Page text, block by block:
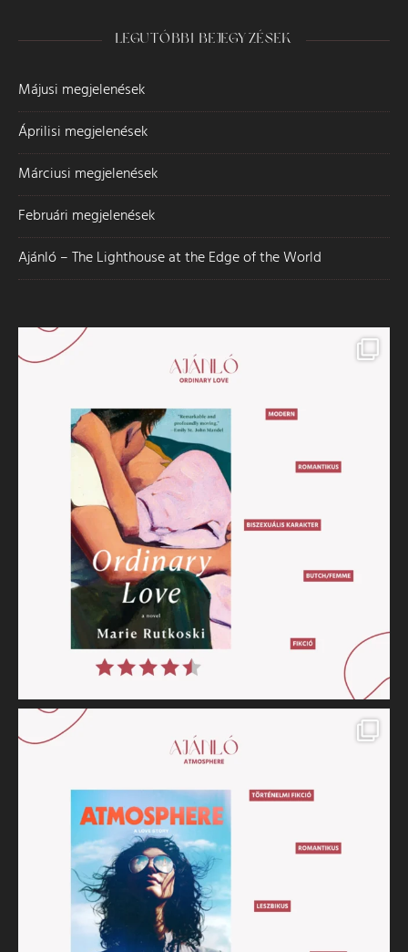
LEGUTÓBBI BEJEGYZÉSEK
Májusi megjelenések
Áprilisi megjelenések
Márciusi megjelenések
Februári megjelenések
Ajánló – The Lighthouse at the Edge of the World